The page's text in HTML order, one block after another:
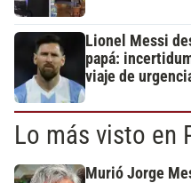
Lionel Messi
papá:
viaje de
Lo más visto en
Murió Jorge